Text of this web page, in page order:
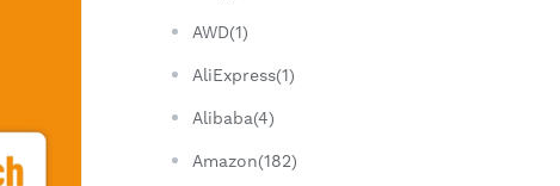
AWD(1)
AliExpress(1)
Alibaba(4)
Amazon(182)